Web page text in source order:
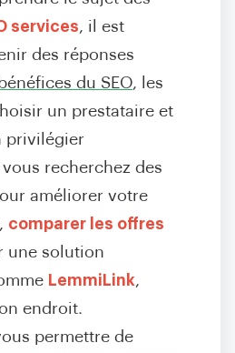
services, il est
des réponses
bénéfices du SEO, les
un prestataire et
privilégier
recherchez des
améliorer votre
comparer les offres
une solution
LemmiLink,
endroit.
permettre de